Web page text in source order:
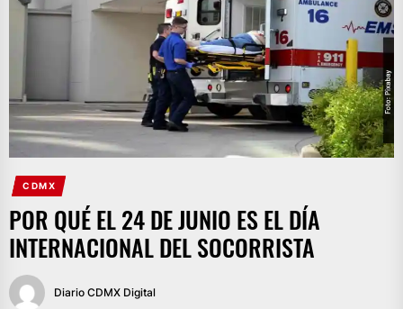
CDMX
POR QUÉ EL 24 DE JUNIO ES EL DÍA
INTERNACIONAL DEL SOCORRISTA
Diario CDMX Digital